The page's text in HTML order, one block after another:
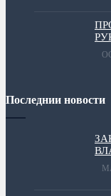
Последнии новости